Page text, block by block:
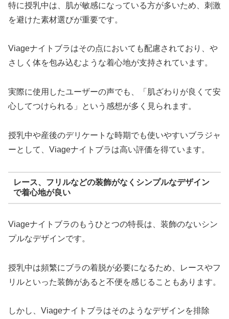
特に授乳中は、肌が敏感になっている方が多いため、刺激
を避けた素材選びが重要です。
Viageナイトブラはその点においても配慮されており、や
さしく体を包み込むような着心地が支持されています。
実際に使用したユーザーの声でも、「肌ざわりが良くて安
心してつけられる」という感想が多く見られます。
授乳中や産後のデリケートな時期でも使いやすいブラジャ
ーとして、Viageナイトブラは高い評価を得ています。
レース、フリルなどの装飾がなくシンプルなデザイン
で着心地が良い
Viageナイトブラのもうひとつの特長は、装飾のないシン
プルなデザインです。
授乳中は頻繁にブラの着脱が必要になるため、レースやフ
リルといった装飾があると不便を感じることもあります。
しかし、Viageナイトブラはそのようなデザインを排除